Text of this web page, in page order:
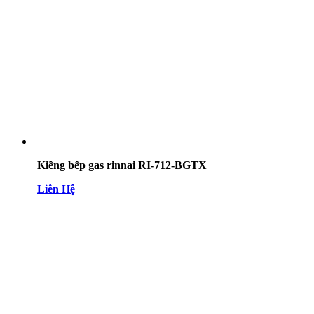
Kiềng bếp gas rinnai RI-712-BGTX
Liên Hệ